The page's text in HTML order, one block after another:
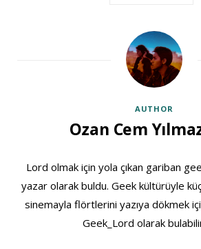
AUTHOR
Ozan Cem
Lord olmak için yola çıkan gariban
yazar olarak buldu. Geek kültürüyle
sinemayla flörtlerini yazıya dökmek
Geek_Lord olarak